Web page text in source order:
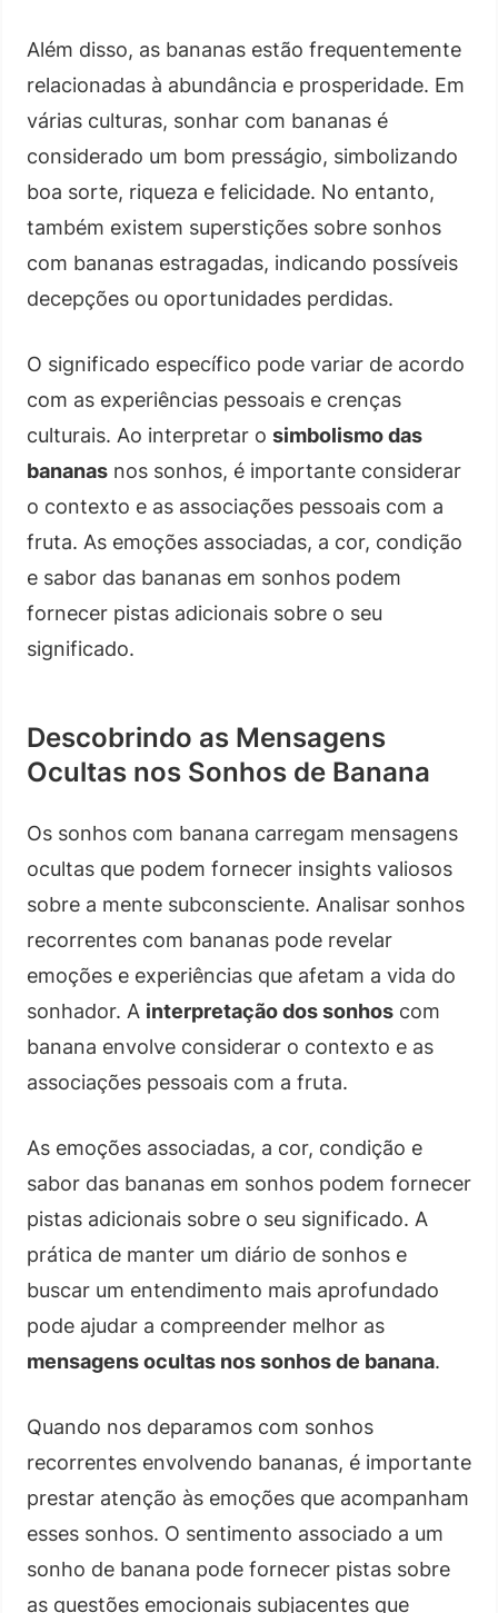
Além disso, as bananas estão frequentemente
relacionadas à abundância e prosperidade. Em
várias culturas, sonhar com bananas é
considerado um bom presságio, simbolizando
boa sorte, riqueza e felicidade. No entanto,
também existem superstições sobre sonhos
com bananas estragadas, indicando possíveis
decepções ou oportunidades perdidas.
O significado específico pode variar de acordo
com as experiências pessoais e crenças
culturais. Ao interpretar o simbolismo das
bananas nos sonhos, é importante considerar
o contexto e as associações pessoais com a
fruta. As emoções associadas, a cor, condição
e sabor das bananas em sonhos podem
fornecer pistas adicionais sobre o seu
significado.
Descobrindo as Mensagens
Ocultas nos Sonhos de Banana
Os sonhos com banana carregam mensagens
ocultas que podem fornecer insights valiosos
sobre a mente subconsciente. Analisar sonhos
recorrentes com bananas pode revelar
emoções e experiências que afetam a vida do
sonhador. A interpretação dos sonhos com
banana envolve considerar o contexto e as
associações pessoais com a fruta.
As emoções associadas, a cor, condição e
sabor das bananas em sonhos podem fornecer
pistas adicionais sobre o seu significado. A
prática de manter um diário de sonhos e
buscar um entendimento mais aprofundado
pode ajudar a compreender melhor as
mensagens ocultas nos sonhos de banana.
Quando nos deparamos com sonhos
recorrentes envolvendo bananas, é importante
prestar atenção às emoções que acompanham
esses sonhos. O sentimento associado a um
sonho de banana pode fornecer pistas sobre
as questões emocionais subjacentes que